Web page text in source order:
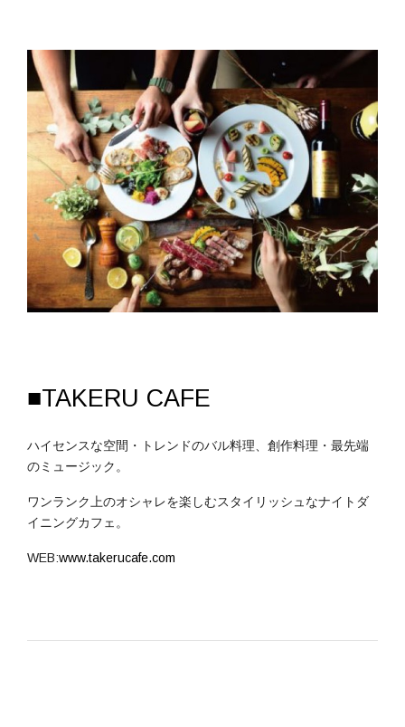
■TAKERU CAFE
ハイセンスな空間・トレンドのバル料理、創作料理・最先端
のミュージック。
ワンランク上のオシャレを楽しむスタイリッシュなナイトダ
イニングカフェ。
WEB:www.takerucafe.com